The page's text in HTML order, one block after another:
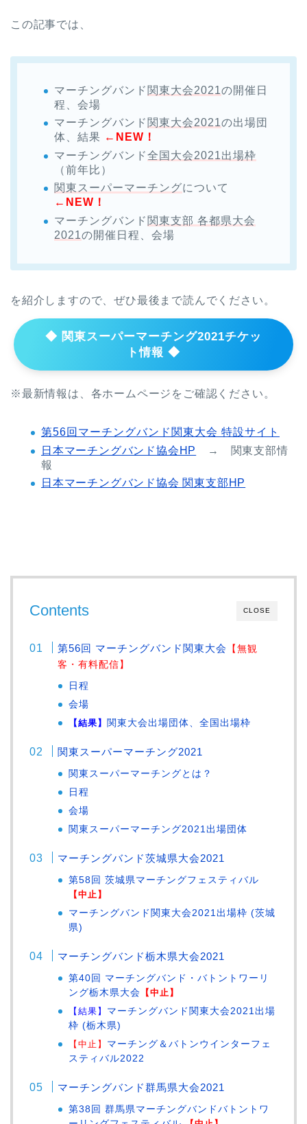
この記事では、
マーチングバンド 関東大会2021の開催日
程、会場
マーチングバンド 関東大会2021の出場団
体、結果 ←NEW！
マーチングバンド全国大会2021出場枠
（前年比）
関東スーパーマーチングについて
←NEW！
マーチングバンド 関東支部 各都県大会
2021の開催日程、会場
を紹介しますので、ぜひ最後まで読んでください。
◆ 関東スーパーマーチング2021チケッ
ト情報 ◆
※最新情報は、各ホームページをご確認ください。
第56回マーチングバンド関東大会 特設サイト
日本マーチングバンド協会HP
→ 関東支部情
報
日本マーチングバンド協会 関東支部HP
CLOSE
Contents
第56回 マーチングバンド関東大会
【無観
客・有料配信】
日程
会場
【結果】 関東大会出場団体、全国出場枠
関東スーパーマーチング2021
関東スーパーマーチングとは？
日程
会場
関東スーパーマーチング2021出場団体
マーチングバンド茨城県大会2021
第58回 茨城県マーチングフェスティバル
【中止】
マーチングバンド関東大会2021出場枠 (茨城
県)
マーチングバンド栃木県大会2021
第40回 マーチングバンド・バトントワーリ
ング栃木県大会 【中止】
【結果】 マーチングバンド関東大会2021出場
枠 (栃木県)
【中止】 マーチング＆バトンウインターフェ
スティバル2022
マーチングバンド群馬県大会2021
第38回 群馬県マーチングバンドバトントワ